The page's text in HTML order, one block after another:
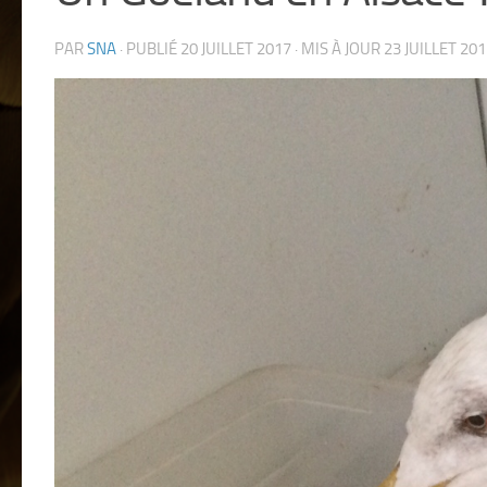
PARSNA · PUBLIÉ 20 JUILLET 2017 · MIS À JOUR 23 JUILLET